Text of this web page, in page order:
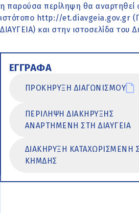
η παρούσα περίληψη θα αναρτηθεί
ιστότοπο http://et.diavgeia.gov.gr
ΔΙΑΥΓΕΙΑ) και στην ιστοσελίδα του
ΕΓΓΡΑΦΑ
ΠΡΟΚΗΡΥΞΗ ΔΙΑΓΩΝΙΣΜΟΥ
ΠΕΡΙΛΗΨΗ ΔΙΑΚΗΡΥΞΗΣ
ΑΝΑΡΤΗΜΕΝΗ ΣΤΗ ΔΙΑΥΓΕΙΑ
ΔΙΑΚΗΡΥΞΗ ΚΑΤΑΧΩΡΙΣΜΕΝΗ
ΚΗΜΔΗΣ